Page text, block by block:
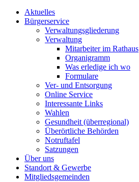
Aktuelles
Bürgerservice
Verwaltungsgliederung
Verwaltung
Mitarbeiter im Rathaus
Organigramm
Was erledige ich wo
Formulare
Ver- und Entsorgung
Online Service
Interessante Links
Wahlen
Gesundheit (überregional)
Überörtliche Behörden
Notruftafel
Satzungen
Über uns
Standort & Gewerbe
Mitgliedsgemeinden